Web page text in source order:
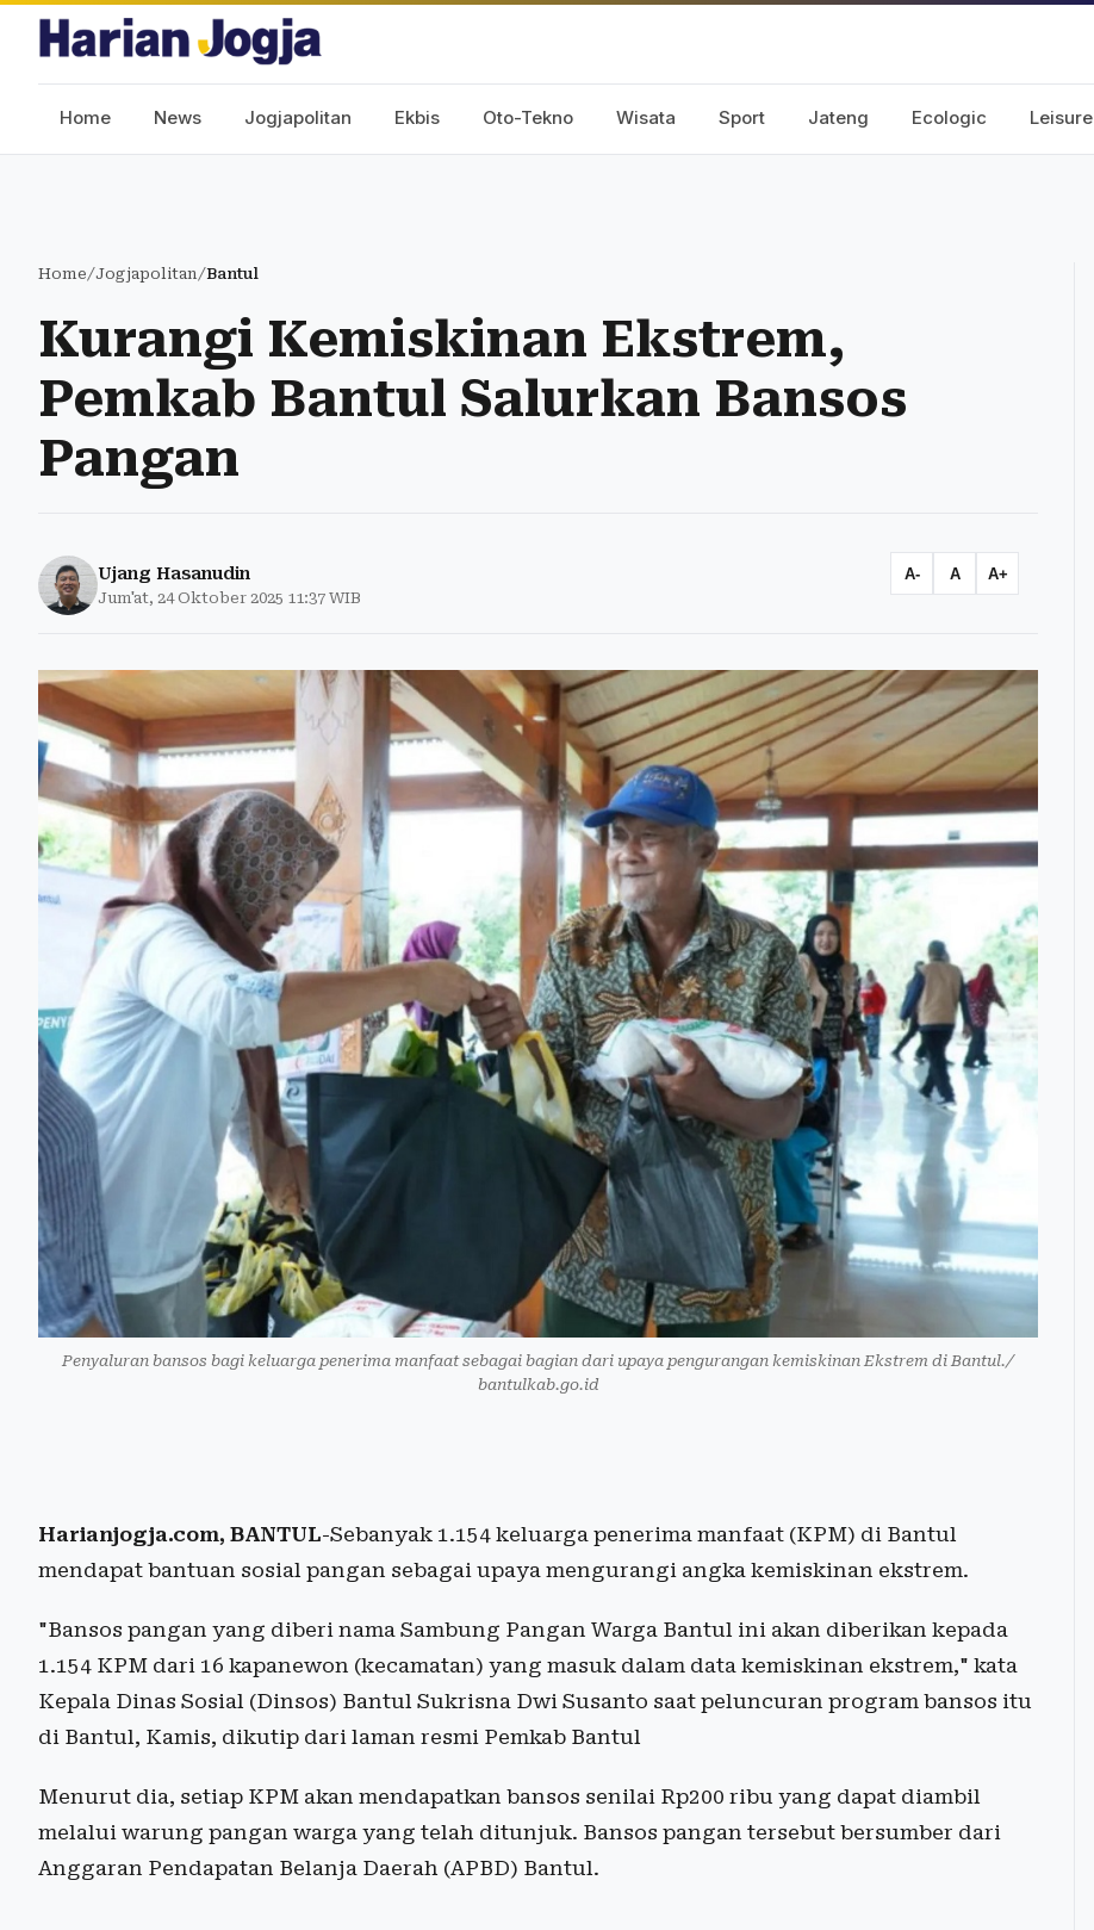
Home News Jogjapolitan Ekbis Oto-Tekno Wisata Sport Jateng Ecologic Leisure
Home/Jogjapolitan/Bantul
Kurangi Kemiskinan Ekstrem,
Pemkab Bantul Salurkan Bansos
Pangan
Ujang Hasanudin
Jum'at, 24 Oktober 2025 11:37 WIB
A- A A+
Penyaluran bansos bagi keluarga penerima manfaat sebagai bagian dari upaya pengurangan kemiskinan Ekstrem di Bantul./
bantulkab.go.id
Harianjogja.com, BANTUL-Sebanyak 1.154 keluarga penerima manfaat (KPM) di Bantul
mendapat bantuan sosial pangan sebagai upaya mengurangi angka kemiskinan ekstrem.
"Bansos pangan yang diberi nama Sambung Pangan Warga Bantul ini akan diberikan kepada
1.154 KPM dari 16 kapanewon (kecamatan) yang masuk dalam data kemiskinan ekstrem," kata
Kepala Dinas Sosial (Dinsos) Bantul Sukrisna Dwi Susanto saat peluncuran program bansos itu
di Bantul, Kamis, dikutip dari laman resmi Pemkab Bantul
Menurut dia, setiap KPM akan mendapatkan bansos senilai Rp200 ribu yang dapat diambil
melalui warung pangan warga yang telah ditunjuk. Bansos pangan tersebut bersumber dari
Anggaran Pendapatan Belanja Daerah (APBD) Bantul.